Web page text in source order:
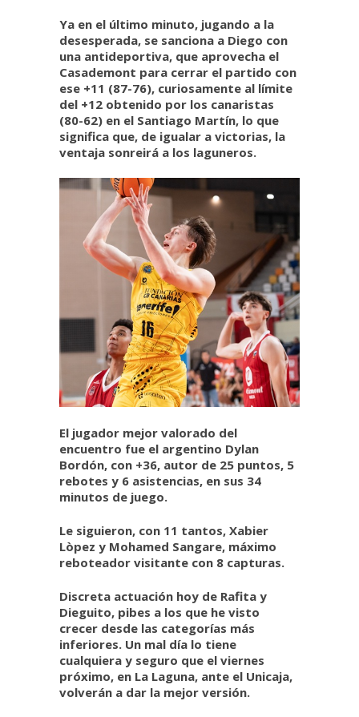
Ya en el último minuto, jugando a la
desesperada, se sanciona a Diego con
una antideportiva, que aprovecha el
Casademont para cerrar el partido con
ese +11 (87-76), curiosamente al límite
del +12 obtenido por los canaristas
(80-62) en el Santiago Martín, lo que
significa que, de igualar a victorias, la
ventaja sonreirá a los laguneros.
El jugador mejor valorado del
encuentro fue el argentino Dylan
Bordón, con +36, autor de 25 puntos, 5
rebotes y 6 asistencias, en sus 34
minutos de juego.
Le siguieron, con 11 tantos, Xabier
Lòpez y Mohamed Sangare, máximo
reboteador visitante con 8 capturas.
Discreta actuación hoy de Rafita y
Dieguito, pibes a los que he visto
crecer desde las categorías más
inferiores. Un mal día lo tiene
cualquiera y seguro que el viernes
próximo, en La Laguna, ante el Unicaja,
volverán a dar la mejor versión.